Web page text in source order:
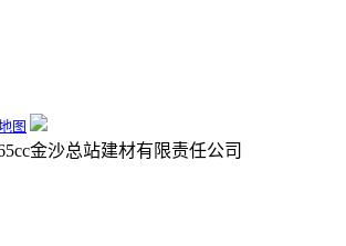
图
金沙总站建材有限责任公司